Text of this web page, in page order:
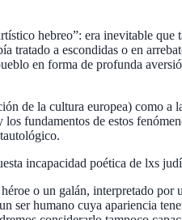
hebreo”: era inevitable
tratado a escondidas o en
en forma de profunda
de la cultura europea) como
fundamentos de estos
incapacidad poética de lxs
o un galán, interpretado
ser humano cuya apariencia